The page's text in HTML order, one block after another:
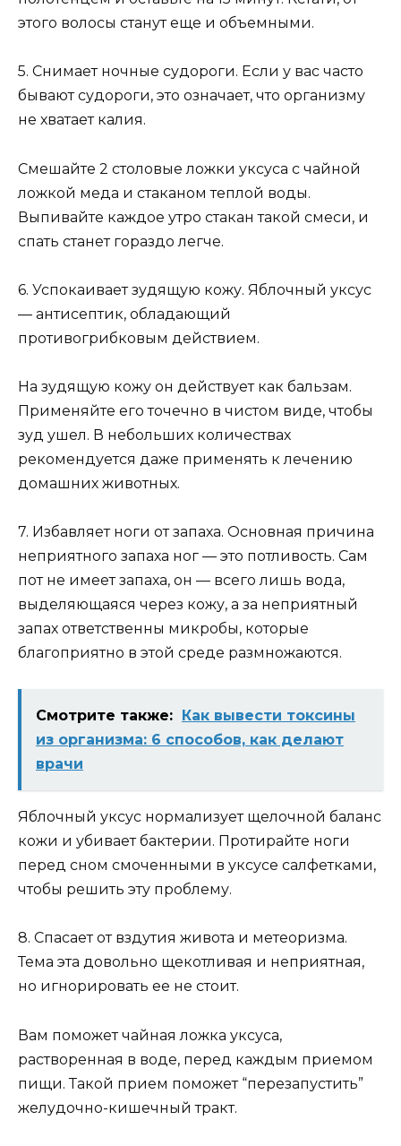
этого волосы станут еще и объемными.
5. Снимает ночные судороги. Если у вас часто
бывают судороги, это означает, что организму
не хватает калия.
Смешайте 2 столовые ложки уксуса с чайной
ложкой меда и стаканом теплой воды.
Выпивайте каждое утро стакан такой смеси, и
спать станет гораздо легче.
6. Успокаивает зудящую кожу. Яблочный уксус
— антисептик, обладающий
противогрибковым действием.
На зудящую кожу он действует как бальзам.
Применяйте его точечно в чистом виде, чтобы
зуд ушел. В небольших количествах
рекомендуется даже применять к лечению
домашних животных.
7. Избавляет ноги от запаха. Основная причина
неприятного запаха ног — это потливость. Сам
пот не имеет запаха, он — всего лишь вода,
выделяющаяся через кожу, а за неприятный
запах ответственны микробы, которые
благоприятно в этой среде размножаются.
Смотрите также:
Как вывести токсины
из организма: 6 способов, как делают
врачи
Яблочный уксус нормализует щелочной баланс
кожи и убивает бактерии. Протирайте ноги
перед сном смоченными в уксусе салфетками,
чтобы решить эту проблему.
8. Спасает от вздутия живота и метеоризма.
Тема эта довольно щекотливая и неприятная,
но игнорировать ее не стоит.
Вам поможет чайная ложка уксуса,
растворенная в воде, перед каждым приемом
пищи. Такой прием поможет “перезапустить”
желудочно-кишечный тракт.